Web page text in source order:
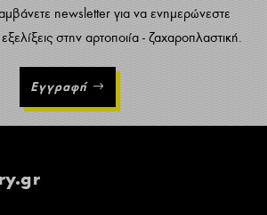
newsletter για να ενημερώνεστε
στην αρτοποιία - ζαχαροπλαστική.
Εγγραφή